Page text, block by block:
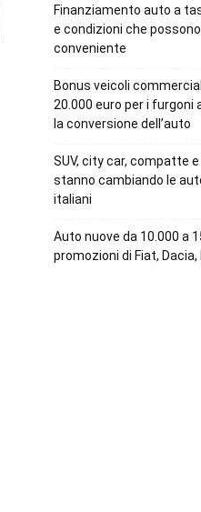
Finanziamento auto a
e condizioni che
conveniente
Bonus veicoli
20.000 euro per i furgoni
la conversione dell’auto
SUV, city car, compatte
stanno cambiando le
italiani
Auto nuove da 10.000 a
promozioni di Fiat,